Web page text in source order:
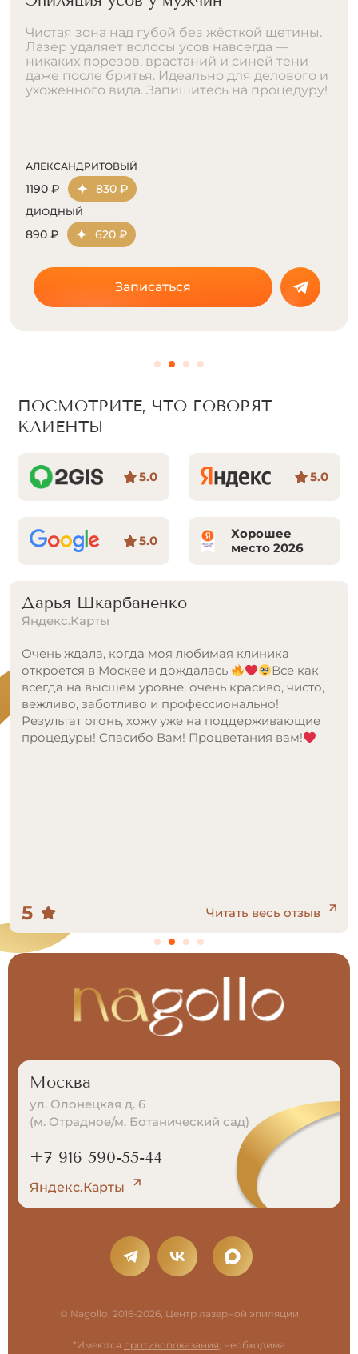
Чистая зона над губой без жёсткой щетины.
Лазер удаляет волосы усов навсегда —
никаких порезов, врастаний и синей тени
даже после бритья. Идеально для делового и
ухоженного вида. Запишитесь на процедуру!
АЛЕКСАНДРИТОВЫЙ
1190 ₽ 830 ₽
ДИОДНЫЙ
890 ₽ 620 ₽
Записаться
ПОСМОТРИТЕ, ЧТО ГОВОРЯТ
КЛИЕНТЫ
5.0 5.0
5.0
Хорошее
место 2026
Дарья Шкарбаненко
Яндекс.Карты
Очень ждала, когда моя любимая клиника
откроется в Москве и дождалась
Все как
всегда на высшем уровне, очень красиво, чисто,
вежливо, заботливо и профессионально!
Результат огонь, хожу уже на поддерживающие
процедуры! Спасибо Вам! Процветания вам!
5 Читать весь отзыв
© Nagollo, 2016-2026, Центр лазерной эпиляции
*Имеются противопоказания, необходима
Москва
ул. Олонецкая д. 6
(м. Отрадное/м. Ботанический сад)
+7 916 590-55-44
Яндекс.Карты